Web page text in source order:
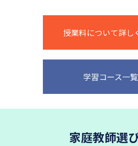
授業料について詳し
学習コース一覧
家庭教師選